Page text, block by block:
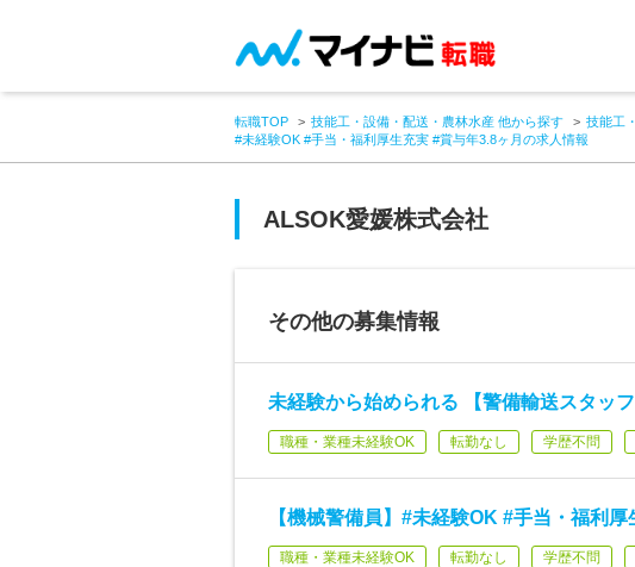
転職TOP 技能工・設備・配送・農林水産 他から探す 技能工
#未経験OK #手当・福利厚生充実 #賞与年3.8ヶ月の求人情報
ALSOK愛媛株式会社
その他の募集情報
未経験から始められる 【警備輸送スタッ
職種・業種未経験OK 転勤なし 学歴不問
【機械警備員】#未経験OK #手当・福利
職種・業種未経験OK 転勤なし 学歴不問